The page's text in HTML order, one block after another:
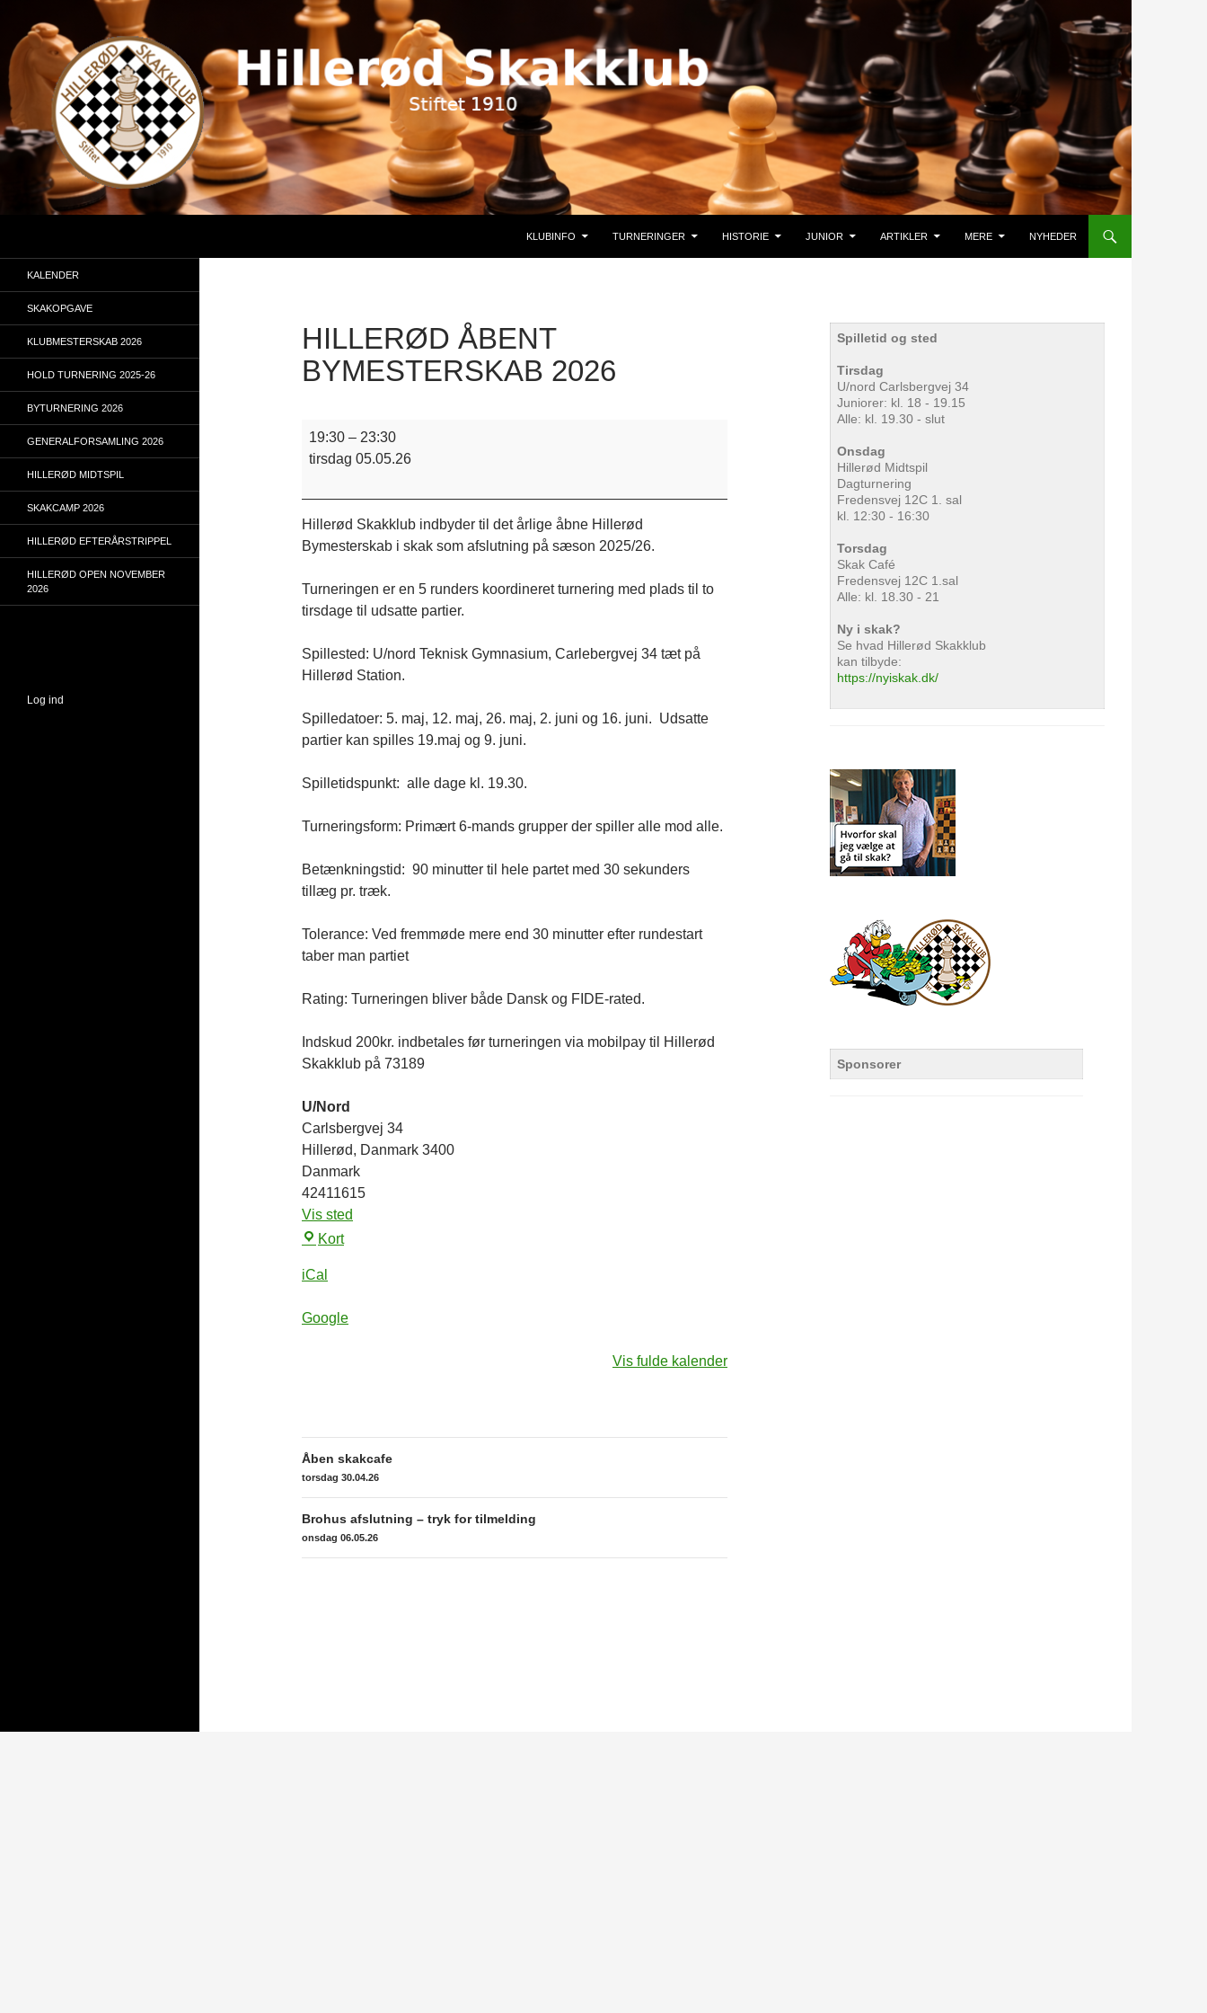
indhold
KLUBINFO TURNERINGER HISTORIE JUNIOR ARTIKLER MERE NYHEDER
HILLERØD ÅBENT
BYMESTERSKAB 2026
Hillerød
åbent
19:30 – 23:30
tirsdag 05.05.26
Hillerød Skakklub indbyder til det årlige åbne Hillerød
Bymesterskab i skak som afslutning på sæson 2025/26.
Turneringen er en 5 runders koordineret turnering med plads til to
tirsdage til udsatte partier.
Spillested: U/nord Teknisk Gymnasium, Carlebergvej 34 tæt på
Hillerød Station.
Spilledatoer: 5. maj, 12. maj, 26. maj, 2. juni og 16. juni. Udsatte
partier kan spilles 19.maj og 9. juni.
Spilletidspunkt: alle dage kl. 19.30.
Turneringsform: Primært 6-mands grupper der spiller alle mod alle.
Betænkningstid: 90 minutter til hele partet med 30 sekunders
tillæg pr. træk.
Tolerance: Ved fremmøde mere end 30 minutter efter rundestart
taber man partiet
Rating: Turneringen bliver både Dansk og FIDE-rated.
Indskud 200kr. indbetales før turneringen via mobilpay til Hillerød
Skakklub på 73189
U/Nord
Carlsbergvej 34
Hillerød, Danmark 3400
Danmark
42411615
Vis sted
KortU/Nord
iCal
Google
Vis fulde kalender
Indlægsnavigation
Åben skakcafe
torsdag 30.04.26
Brohus afslutning – tryk for tilmelding
onsdag 06.05.26
Spilletid og sted
Tirsdag
U/nord Carlsbergvej 34
Juniorer: kl. 18 - 19.15
Alle: kl. 19.30 - slut
Onsdag
Hillerød Midtspil
Dagturnering
Fredensvej 12C 1. sal
kl. 12:30 - 16:30
Torsdag
Skak Café
Fredensvej 12C 1.sal
Alle: kl. 18.30 - 21
Ny i skak?
Se hvad Hillerød Skakklub
kan tilbyde:
https://nyiskak.dk/
Sponsorer
KALENDER
SKAKOPGAVE
KLUBMESTERSKAB 2026
HOLD TURNERING 2025-26
BYTURNERING 2026
GENERALFORSAMLING 2026
HILLERØD MIDTSPIL
SKAKCAMP 2026
HILLERØD EFTERÅRSTRIPPEL
HILLERØD OPEN NOVEMBER
2026
Log ind